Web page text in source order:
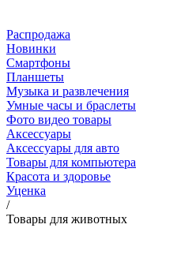
Распродажа
Новинки
Смартфоны
Планшеты
Музыка и развлечения
Умные часы и браслеты
Фото видео товары
Аксессуары
Аксессуары для авто
Товары для компьютера
Красота и здоровье
Уценка
/
Товары для животных